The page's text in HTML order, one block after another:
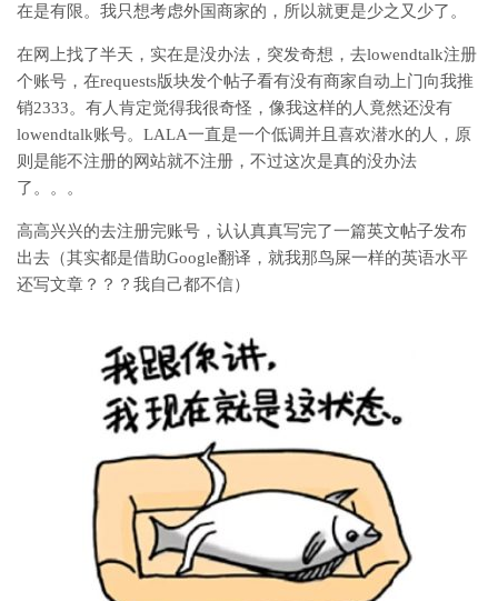
在是有限。我只想考虑外国商家的，所以就更是少之又少了。
在网上找了半天，实在是没办法，突发奇想，去lowendtalk注册
个账号，在requests版块发个帖子看有没有商家自动上门向我推
销2333。有人肯定觉得我很奇怪，像我这样的人竟然还没有
lowendtalk账号。LALA一直是一个低调并且喜欢潜水的人，原
则是能不注册的网站就不注册，不过这次是真的没办法
了。。。
高高兴兴的去注册完账号，认认真真写完了一篇英文帖子发布
出去（其实都是借助Google翻译，就我那鸟屎一样的英语水平
还写文章？？？我自己都不信）